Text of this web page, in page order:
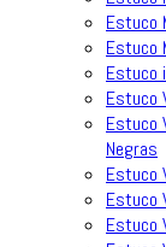
Estuco
Estuco
Estuco
Estuco
Estuco
Negras
Estuco
Estuco
Estuco